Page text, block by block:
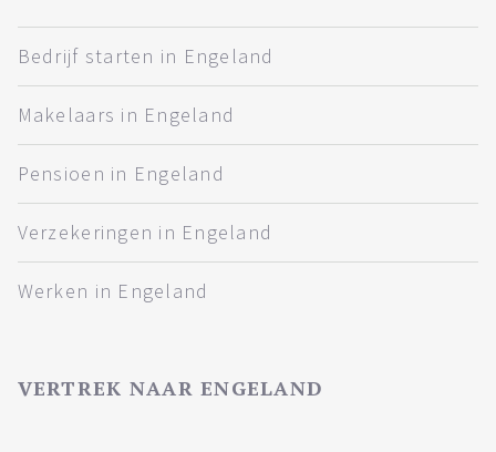
Bedrijf starten in Engeland
Makelaars in Engeland
Pensioen in Engeland
Verzekeringen in Engeland
Werken in Engeland
VERTREK NAAR ENGELAND